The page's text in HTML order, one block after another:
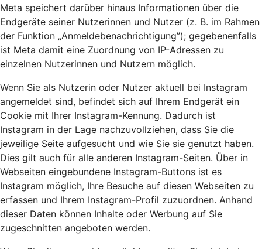
Meta speichert darüber hinaus Informationen über die
Endgeräte seiner Nutzerinnen und Nutzer (z. B. im Rahmen
der Funktion „Anmeldebenachrichtigung”); gegebenenfalls
ist Meta damit eine Zuordnung von IP-Adressen zu
einzelnen Nutzerinnen und Nutzern möglich.
Wenn Sie als Nutzerin oder Nutzer aktuell bei Instagram
angemeldet sind, befindet sich auf Ihrem Endgerät ein
Cookie mit Ihrer Instagram-Kennung. Dadurch ist
Instagram in der Lage nachzuvollziehen, dass Sie die
jeweilige Seite aufgesucht und wie Sie sie genutzt haben.
Dies gilt auch für alle anderen Instagram-Seiten. Über in
Webseiten eingebundene Instagram-Buttons ist es
Instagram möglich, Ihre Besuche auf diesen Webseiten zu
erfassen und Ihrem Instagram-Profil zuzuordnen. Anhand
dieser Daten können Inhalte oder Werbung auf Sie
zugeschnitten angeboten werden.